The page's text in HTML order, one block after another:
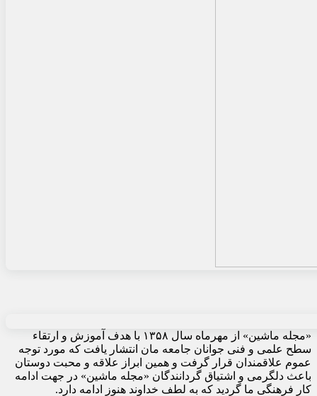
«مجله ماشین» از مهرماه سال ۱۳۵۸ با هدف آموزش و ارتقاء
سطح علمی و فنی جوانان جامعه مان انتشار یافت که مورد توجه
عموم علاقمندان قرار گرفت و همین ابراز علاقه و محبت دوستان
باعث دلگرمی و اشتیاق گردانندگان «مجله ماشین» در جهت ادامه
کار فرهنگی ما گردید که به لطف خداوند هنوز ادامه دارد.